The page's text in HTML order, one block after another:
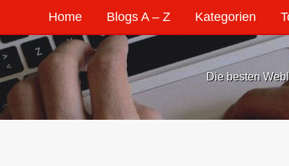
Home Blogs A – Z Kategorien
Die besten